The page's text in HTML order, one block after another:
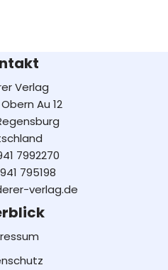
Verlag
Au 12
7992270
795198
verlag.de